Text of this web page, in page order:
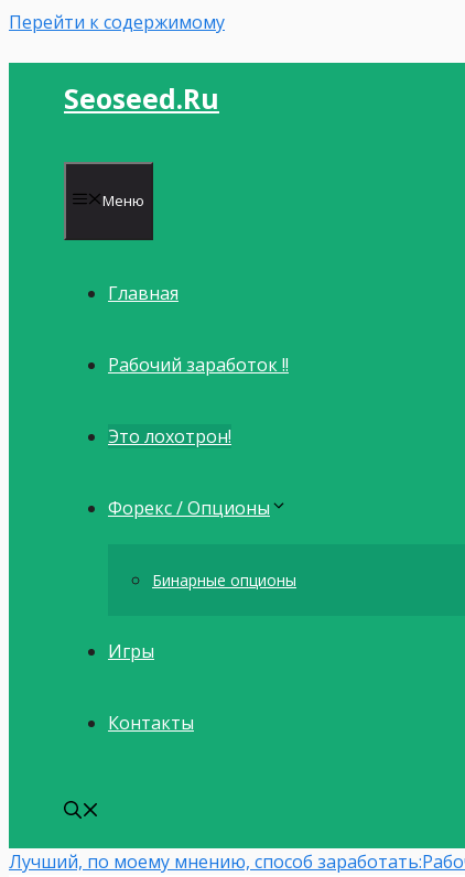
Перейти к содержимому
Seoseed.ru
Меню
Главная
Рабочий заработок !!
Это лохотрон!
Форекс / Опционы
Бинарные опционы
Игры
Контакты
Лучший, по моему мнению, способ заработать: